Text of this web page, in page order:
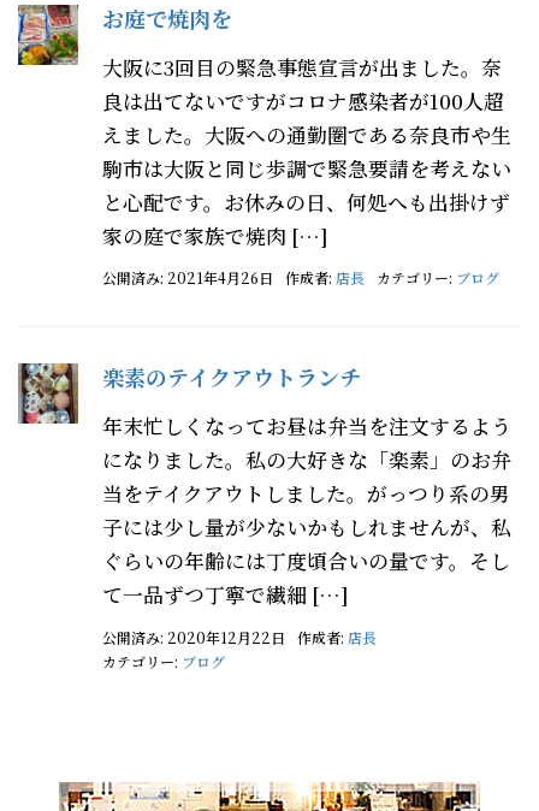
お庭で焼肉を
大阪に3回目の緊急事態宣言が出ました。奈
良は出てないですがコロナ感染者が100人超
えました。大阪への通勤圏である奈良市や生
駒市は大阪と同じ歩調で緊急要請を考えない
と心配です。お休みの日、何処へも出掛けず
家の庭で家族で焼肉 […]
公開済み: 2021年4月26日 作成者: 店長 カテゴリー: ブログ
楽素のテイクアウトランチ
年末忙しくなってお昼は弁当を注文するよう
になりました。私の大好きな「楽素」のお弁
当をテイクアウトしました。がっつり系の男
子には少し量が少ないかもしれませんが、私
ぐらいの年齢には丁度頃合いの量です。そし
て一品ずつ丁寧で繊細 […]
公開済み: 2020年12月22日 作成者: 店長
カテゴリー: ブログ